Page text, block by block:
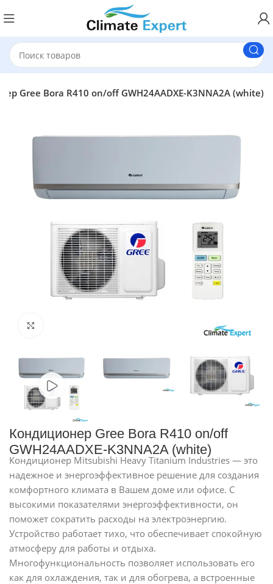
Gree Bora R410 on/off GWH24AADXE-K3NNA2A (white)
Кондиционер Gree Bora R410 on/off
GWH24AADXE-K3NNA2A (white)
Кондиционер Mitsubishi Heavy Titanium Industries — это
надежное и энергоэффективное решение для создания
комфортного климата в Вашем доме или офисе. С
высокими показателями энергоэффективности, он
поможет сократить расходы на электроэнергию.
Устройство работает тихо, что обеспечивает спокойную
атмосферу для работы и отдыха.
Многофункциональность позволяет использовать его
как для охлаждения, так и для обогрева, а встроенные